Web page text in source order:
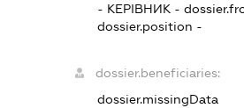
- КЕРІВНИК -
dossier.position -
dossier.beneficiaries:
dossier.missingData